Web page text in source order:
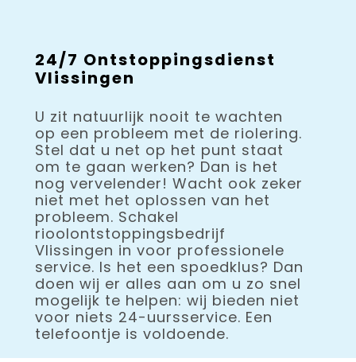
24/7 Ontstoppingsdienst
Vlissingen
U zit natuurlijk nooit te wachten
op een probleem met de riolering.
Stel dat u net op het punt staat
om te gaan werken? Dan is het
nog vervelender! Wacht ook zeker
niet met het oplossen van het
probleem. Schakel
rioolontstoppingsbedrijf
Vlissingen in voor professionele
service. Is het een spoedklus? Dan
doen wij er alles aan om u zo snel
mogelijk te helpen: wij bieden niet
voor niets 24-uursservice. Een
telefoontje is voldoende.